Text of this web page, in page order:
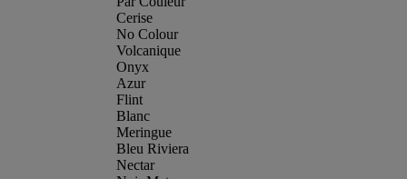
Cerise
No Colour
Volcanique
Onyx
Azur
Flint
Blanc
Meringue
Bleu Riviera
Nectar